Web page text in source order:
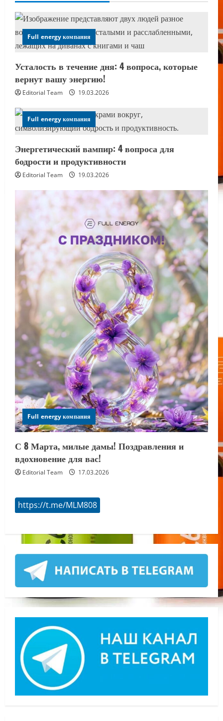
Full energy компания
Усталость в течение дня: 4 вопроса, которые
вернут вашу энергию!
Editorial Team 19.03.2026
Full energy компания
Энергетический вампир: 4 вопроса для
бодрости и продуктивности
Editorial Team 19.03.2026
Full energy компания
С 8 Марта, милые дамы! Поздравления и
вдохновение для вас!
Editorial Team 17.03.2026
https://t.me/MLM808